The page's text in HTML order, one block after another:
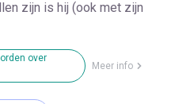
zijn is hij (ook met zijn
over
Meer info